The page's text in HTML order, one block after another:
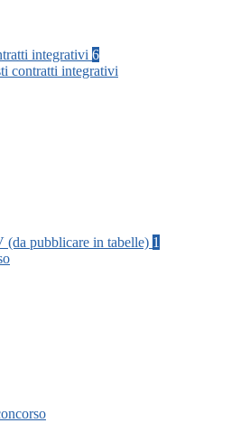
integrativi 6
contratti integrativi
(da pubblicare in tabelle) 1